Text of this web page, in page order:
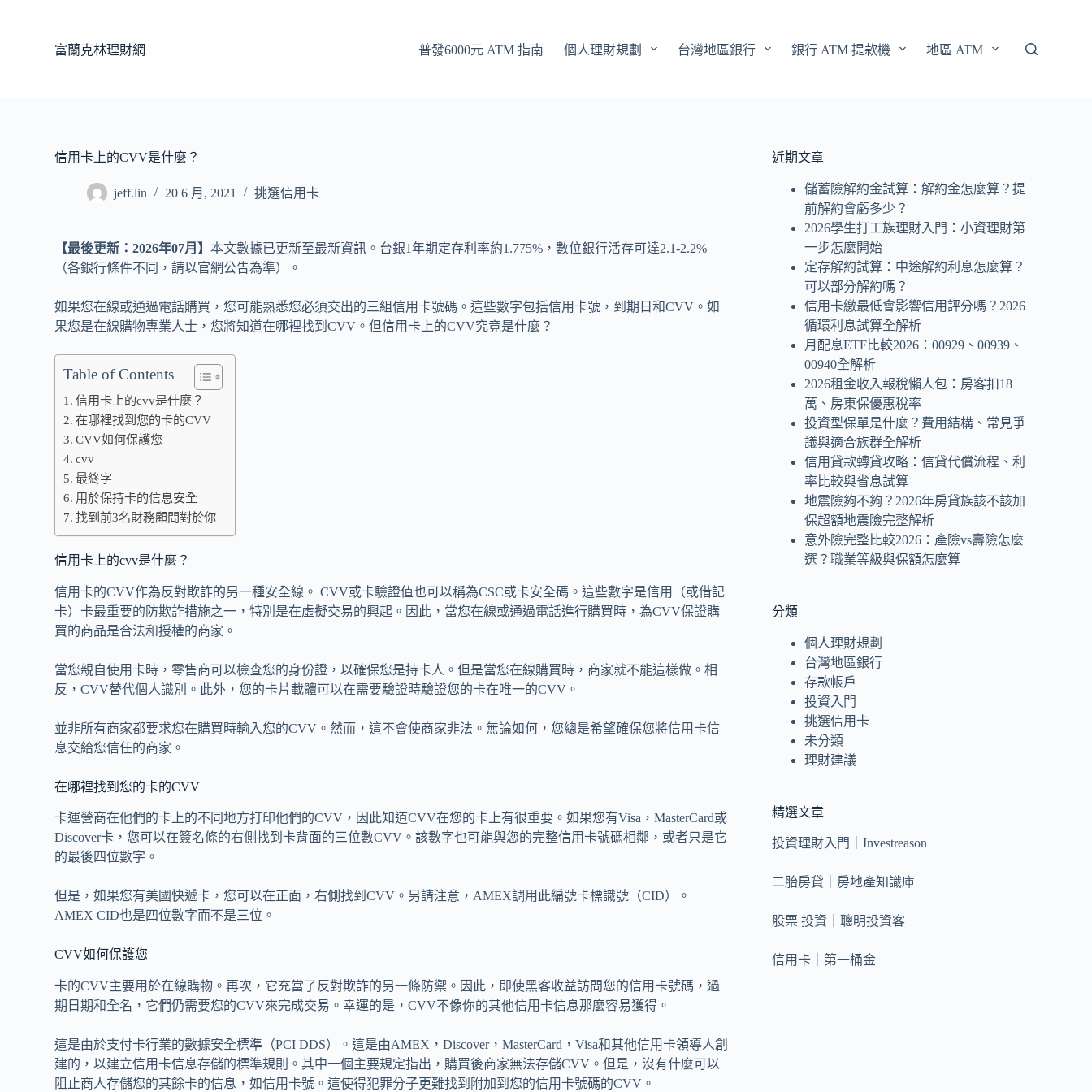
富蘭克林理財網 普發6000元 ATM 指南 個人理財規劃 台灣地區銀行 銀行 ATM 提款機 地區 ATM
信用卡上的CVV是什麼？
jeff.lin 20 6 月, 2021 挑選信用卡
【最後更新：2026年07月】本文數據已更新至最新資訊。台銀1年期定存利率約1.775%，數位銀行活存可達2.1-2.2%
（各銀行條件不同，請以官網公告為準）。
如果您在線或通過電話購買，您可能熟悉您必須交出的三組信用卡號碼。這些數字包括信用卡號，到期日和CVV。如
果您是在線購物專業人士，您將知道在哪裡找到CVV。但信用卡上的CVV究竟是什麼？
Table of Contents
信用卡上的cvv是什麼？
在哪裡找到您的卡的CVV
CVV如何保護您
cvv
最終字
用於保持卡的信息安全
找到前3名財務顧問對於你
信用卡上的cvv是什麼？
信用卡的CVV作為反對欺詐的另一種安全線。 CVV或卡驗證值也可以稱為CSC或卡安全碼。這些數字是信用（或借記
卡）卡最重要的防欺詐措施之一，特別是在虛擬交易的興起。因此，當您在線或通過電話進行購買時，為CVV保證購
買的商品是合法和授權的商家。
當您親自使用卡時，零售商可以檢查您的身份證，以確保您是持卡人。但是當您在線購買時，商家就不能這樣做。相
反，CVV替代個人識別。此外，您的卡片載體可以在需要驗證時驗證您的卡在唯一的CVV。
並非所有商家都要求您在購買時輸入您的CVV。然而，這不會使商家非法。無論如何，您總是希望確保您將信用卡信
息交給您信任的商家。
在哪裡找到您的卡的CVV
卡運營商在他們的卡上的不同地方打印他們的CVV，因此知道CVV在您的卡上有很重要。如果您有Visa，MasterCard或
Discover卡，您可以在簽名條的右側找到卡背面的三位數CVV。該數字也可能與您的完整信用卡號碼相鄰，或者只是它
的最後四位數字。
但是，如果您有美國快遞卡，您可以在正面，右側找到CVV。另請注意，AMEX調用此編號卡標識號（CID）。
AMEX CID也是四位數字而不是三位。
CVV如何保護您
卡的CVV主要用於在線購物。再次，它充當了反對欺詐的另一條防禦。因此，即使黑客收益訪問您的信用卡號碼，過
期日期和全名，它們仍需要您的CVV來完成交易。幸運的是，CVV不像你的其他信用卡信息那麼容易獲得。
這是由於支付卡行業的數據安全標準（PCI DDS）。這是由AMEX，Discover，MasterCard，Visa和其他信用卡領導人創
建的，以建立信用卡信息存儲的標準規則。其中一個主要規定指出，購買後商家無法存儲CVV。但是，沒有什麼可以
阻止商人存儲您的其餘卡的信息，如信用卡號。這使得犯罪分子更難找到附加到您的信用卡號碼的CVV。
近期文章
儲蓄險解約金試算：解約金怎麼算？提
前解約會虧多少？
2026學生打工族理財入門：小資理財第
一步怎麼開始
定存解約試算：中途解約利息怎麼算？
可以部分解約嗎？
信用卡繳最低會影響信用評分嗎？2026
循環利息試算全解析
月配息ETF比較2026：00929、00939、
00940全解析
2026租金收入報稅懶人包：房客扣18
萬、房東保優惠稅率
投資型保單是什麼？費用結構、常見爭
議與適合族群全解析
信用貸款轉貸攻略：信貸代償流程、利
率比較與省息試算
地震險夠不夠？2026年房貸族該不該加
保超額地震險完整解析
意外險完整比較2026：產險vs壽險怎麼
選？職業等級與保額怎麼算
分類
個人理財規劃
台灣地區銀行
存款帳戶
投資入門
挑選信用卡
未分類
理財建議
精選文章
投資理財入門｜Investreason
二胎房貸｜房地產知識庫
股票 投資｜聰明投資客
信用卡｜第一桶金